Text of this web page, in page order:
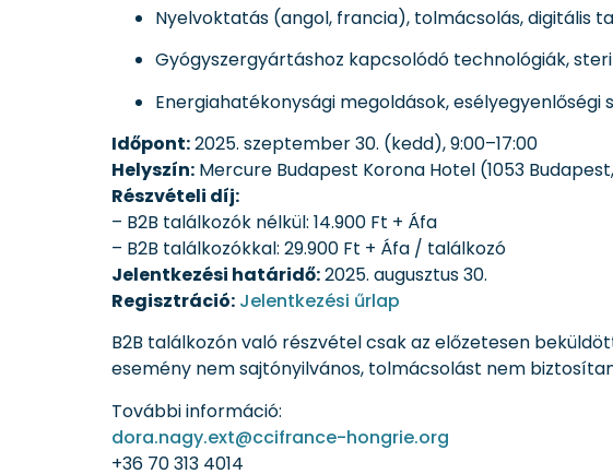
Nyelvoktatás (angol, francia), tolmácsolás, digitális
Gyógyszergyártáshoz kapcsolódó technológiák,
Energiahatékonysági megoldások, esélyegyenlőségi
Időpont:2025. szeptember 30. (kedd), 9:00–17:00
Helyszín: Mercure Budapest Korona Hotel (1053
Részvételi díj:
– B2B találkozók nélkül: 14.900 Ft + Áfa
– B2B találkozókkal: 29.900 Ft + Áfa / találkozó
Jelentkezési határidő:2025. augusztus 30.
Regisztráció: Jelentkezési űrlap
B2B találkozón való részvétel csak az előzetesen
esemény nem sajtónyilvános, tolmácsolást nem
További információ:
dora.nagy.ext@ccifrance-hongrie.org
+36 70 313 4014